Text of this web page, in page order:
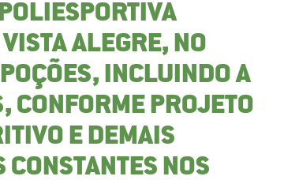
ALEGRE, NO
INCLUINDO A
CONFORME PROJETO
E DEMAIS
CONSTANTES NOS